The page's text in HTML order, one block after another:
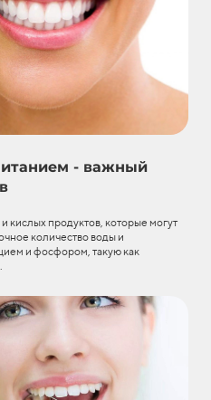
- важный
кислых продуктов, которые могут
количество воды и
и фосфором, такую как